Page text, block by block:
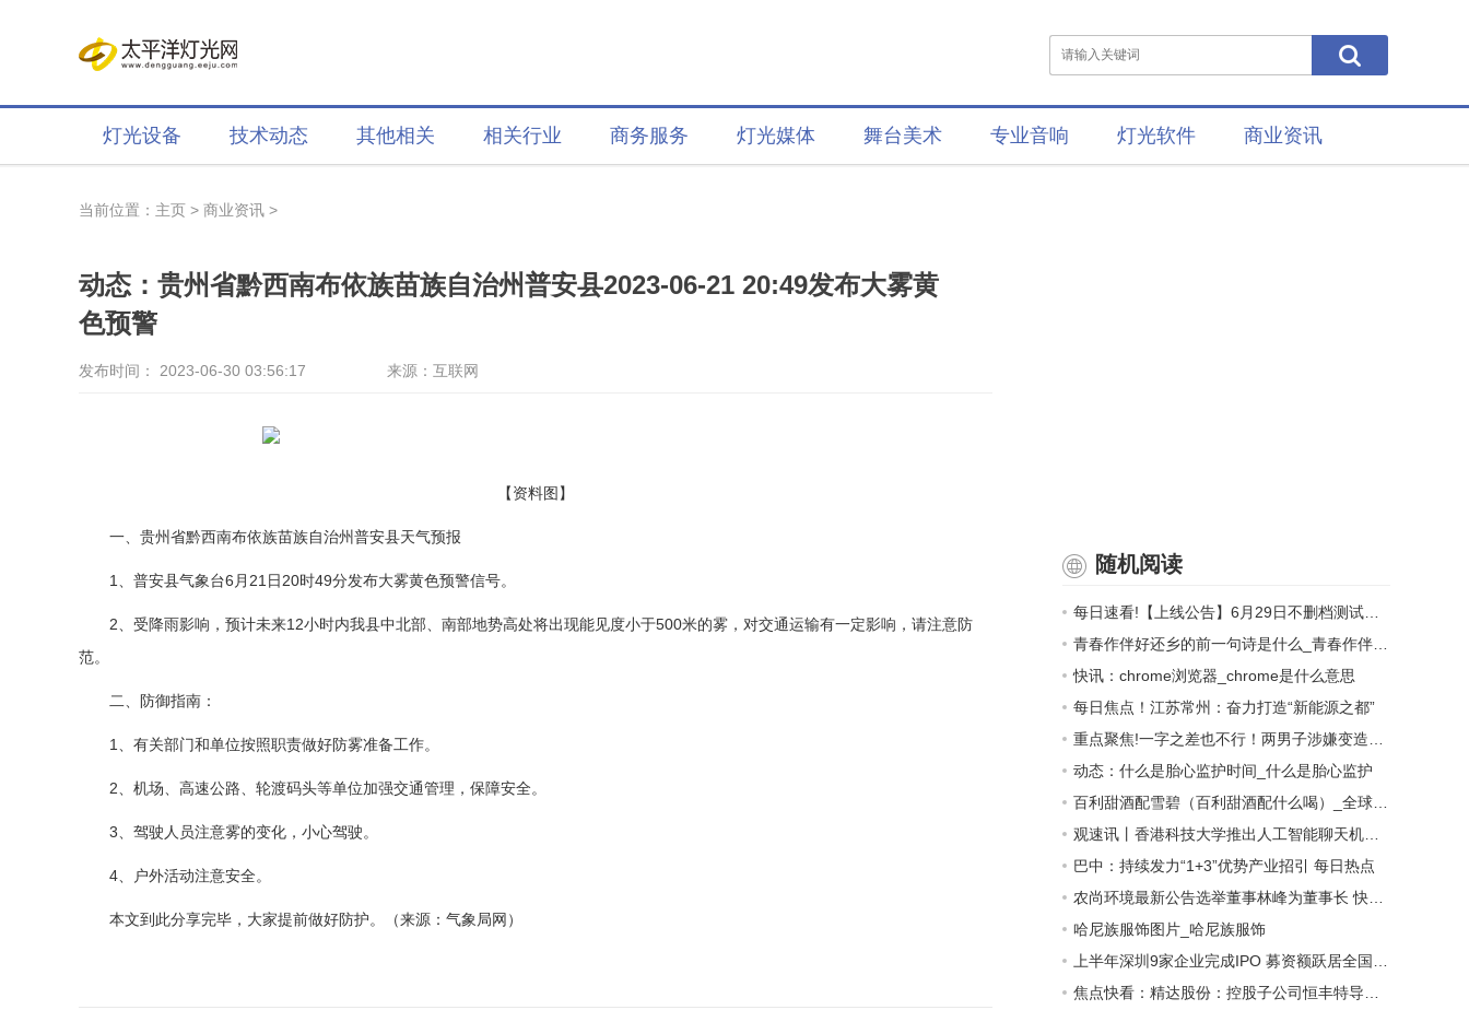
灯光设备 技术动态 其他相关 相关行业 商务服务 灯光媒体 舞台美术 专业音响 灯光软件 商业资讯
当前位置： 主页 > 商业资讯 >
动态：贵州省黔西南布依族苗族自治州普安县2023-06-21 20:49发布大雾黄
色预警
发布时间： 2023-06-30 03:56:17 来源：互联网
【资料图】
一、贵州省黔西南布依族苗族自治州普安县天气预报
1、普安县气象台6月21日20时49分发布大雾黄色预警信号。
2、受降雨影响，预计未来12小时内我县中北部、南部地势高处将出现能见度小于500米的雾，对交通运输有一定影响，请注意防
范。
二、防御指南：
1、有关部门和单位按照职责做好防雾准备工作。
2、机场、高速公路、轮渡码头等单位加强交通管理，保障安全。
3、驾驶人员注意雾的变化，小心驾驶。
4、户外活动注意安全。
本文到此分享完毕，大家提前做好防护。（来源：气象局网）
随机阅读
快讯：chrome浏览器_chrome是什么意思
每日焦点！江苏常州：奋力打造“新能源之都”
动态：什么是胎心监护时间_什么是胎心监护
巴中：持续发力“1+3”优势产业招引 每日热点
哈尼族服饰图片_哈尼族服饰